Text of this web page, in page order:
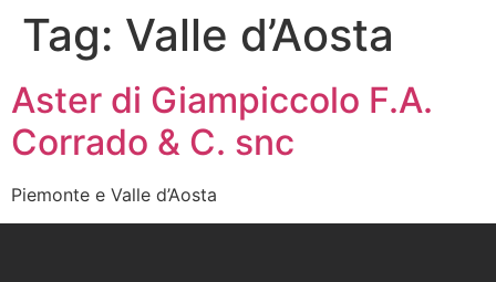
Tag: Valle d’Aosta
Aster di Giampiccolo F.A.
Corrado & C. snc
Piemonte e Valle d’Aosta